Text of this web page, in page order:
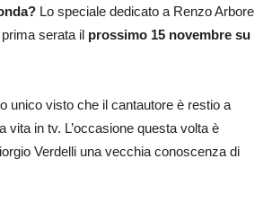
Lo speciale dedicato a Renzo Arbore
serata il prossimo 15 novembre su
unico visto che il cantautore è restio a
vita in tv. L’occasione questa volta è
Verdelli una vecchia conoscenza di